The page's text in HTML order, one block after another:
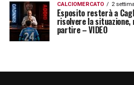
CALCIOMERCATO 2
Esposito resterà a
risolvere la situazione,
partire – VIDEO